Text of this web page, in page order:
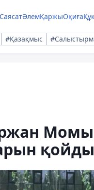
СаясатӘлемҚаржыОқиға
#Қазақмыс
қойды